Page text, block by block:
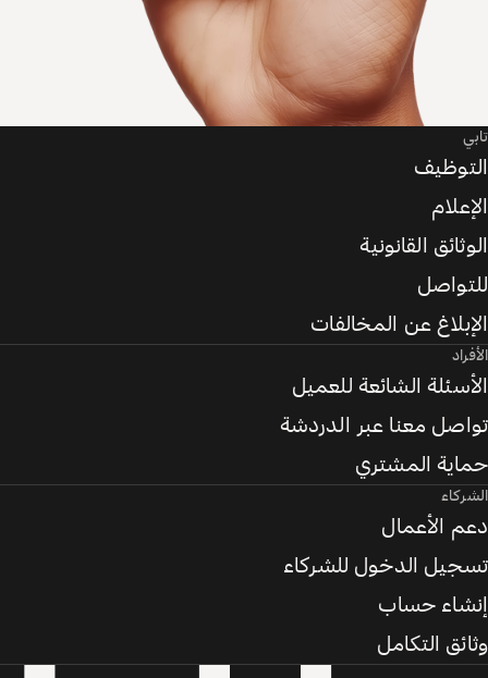
تابي
التوظيف
الإعلام
الوثائق القانونية
للتواصل
الإبلاغ عن المخالفات
الأفراد
الأسئلة الشائعة للعميل
تواصل معنا عبر الدردشة
حماية المشتري
الشركاء
دعم الأعمال
تسجيل الدخول للشركاء
إنشاء حساب
وثائق التكامل